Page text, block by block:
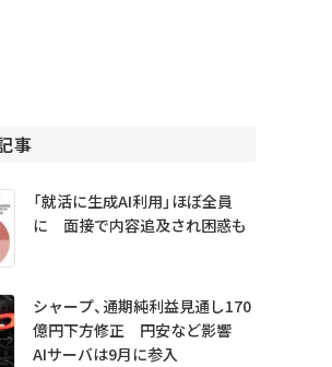
事
「就活に生成AI利用」ほぼ全員
に 面接で内容追及され困惑も
シャープ、通期純利益見通し170
億円下方修正 円安など影響
AIサーバは9月に参入